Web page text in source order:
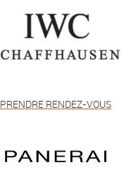
PRENDRE RENDEZ-VOUS